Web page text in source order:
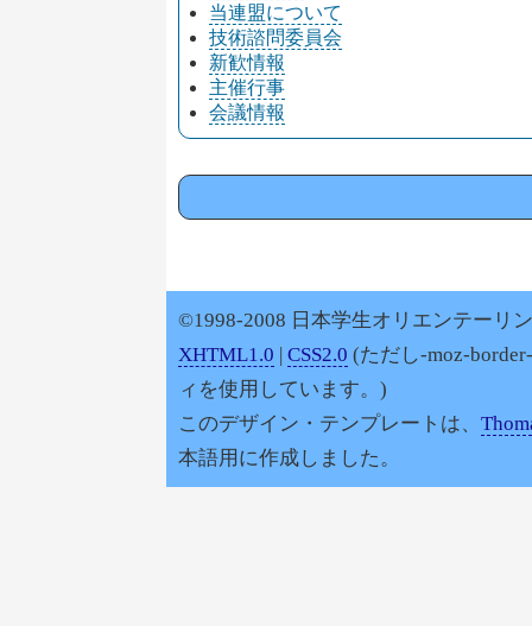
当連盟について
技術諮問委員会
新歓情報
主催行事
会議情報
©1998-2008 日本学生オリエンテーリ
XHTML1.0 | CSS2.0 (ただし-moz-
ィを使用しています。)
このデザイン・テンプレートは、
本語用に作成しました。